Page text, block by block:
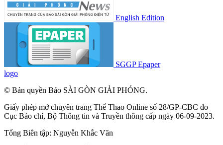
English Edition
SGGP Epaper
logo
© Bản quyền Báo SÀI GÒN GIẢI PHÓNG.
Giấy phép mở chuyên trang Thể Thao Online số 28/GP-CBC do
Cục Báo chí, Bộ Thông tin và Truyền thông cấp ngày 06-09-2023.
Tổng Biên tập: Nguyễn Khắc Văn